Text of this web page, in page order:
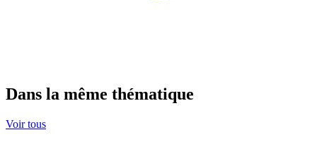
Dans la même thématique
Voir tous